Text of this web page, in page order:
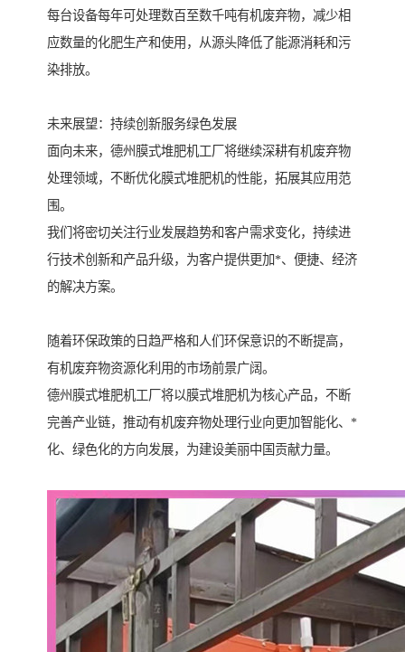
每台设备每年可处理数百至数千吨有机废弃物，减少相
应数量的化肥生产和使用，从源头降低了能源消耗和污
染排放。
未来展望：持续创新服务绿色发展
面向未来，德州膜式堆肥机工厂将继续深耕有机废弃物
处理领域，不断优化膜式堆肥机的性能，拓展其应用范
围。
我们将密切关注行业发展趋势和客户需求变化，持续进
行技术创新和产品升级，为客户提供更加*、便捷、经济
的解决方案。
随着环保政策的日趋严格和人们环保意识的不断提高，
有机废弃物资源化利用的市场前景广阔。
德州膜式堆肥机工厂将以膜式堆肥机为核心产品，不断
完善产业链，推动有机废弃物处理行业向更加智能化、*
化、绿色化的方向发展，为建设美丽中国贡献力量。